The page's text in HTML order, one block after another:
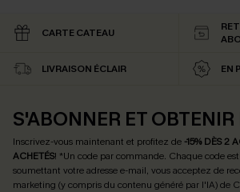
CARTE CATEAU
LIVRAISON ÉCLAIR EN
S'ABONNER ET OBTENIR
Inscrivez-vous maintenant et profitez de -15% DÈS 2
ACHETÉS! *Un code par commande. Chaque code
soumettant votre adresse e-mail, vous acceptez de
marketing (y compris du contenu généré par l'IA) de